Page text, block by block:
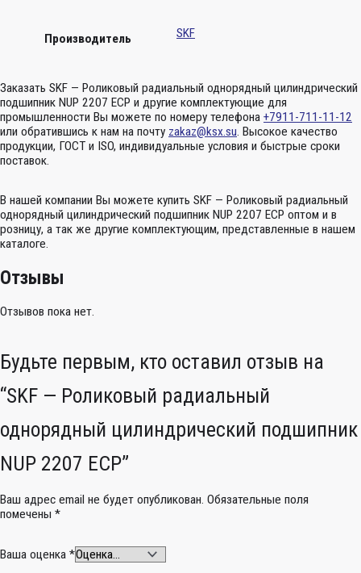
Производитель SKF
Заказать SKF — Роликовый радиальный однорядный цилиндрический
подшипник NUP 2207 ECP и другие комплектующие для
промышленности Вы можете по номеру телефона +7911-711-11-12
или обратившись к нам на почту zakaz@ksx.su. Высокое качество
продукции, ГОСТ и ISO, индивидуальные условия и быстрые сроки
поставок.
В нашей компании Вы можете купить SKF — Роликовый радиальный
однорядный цилиндрический подшипник NUP 2207 ECP оптом и в
розницу, а так же другие комплектующим, представленные в нашем
каталоге.
Отзывы
Отзывов пока нет.
Будьте первым, кто оставил отзыв на
“SKF — Роликовый радиальный
однорядный цилиндрический подшипник
NUP 2207 ECP”
Ваш адрес email не будет опубликован. Обязательные поля
помечены *
Ваша оценка *